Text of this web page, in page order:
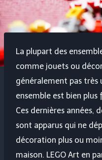
La plupart des
comme jouets ou
généralement pas très
ensemble est bien
Ces dernières années,
sont apparus qui ne
décoration plus ou
maison. LEGO Art en